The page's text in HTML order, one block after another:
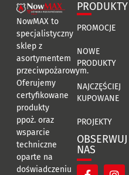
NowMAX to
specjalistyczny
sklep z
asortymentem
przeciwpożarowym.
Oferujemy
certyfikowane
produkty
ppoż. oraz
wsparcie
techniczne
oparte na
doświadczeniu
PRODUKTY
PROMOCJE
NOWE
PRODUKTY
NAJCZĘŚCIEJ
KUPOWANE
PROJEKTY
OBSERWUJ
NAS